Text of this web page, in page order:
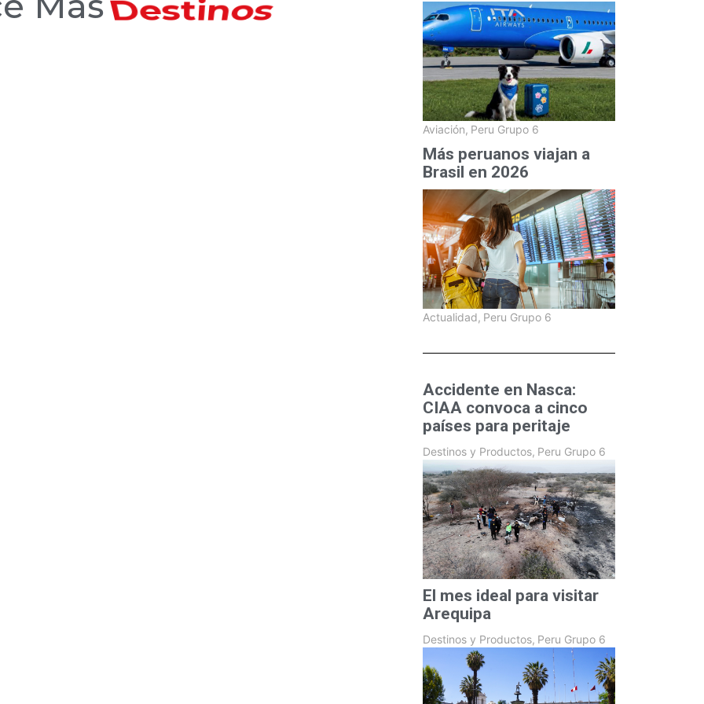
Aviación, Peru Grupo 6
Más peruanos viajan a
Brasil en 2026
Actualidad, Peru Grupo 6
Accidente en Nasca:
CIAA convoca a cinco
países para peritaje
Destinos y Productos, Peru Grupo 6
El mes ideal para visitar
Arequipa
Destinos y Productos, Peru Grupo 6